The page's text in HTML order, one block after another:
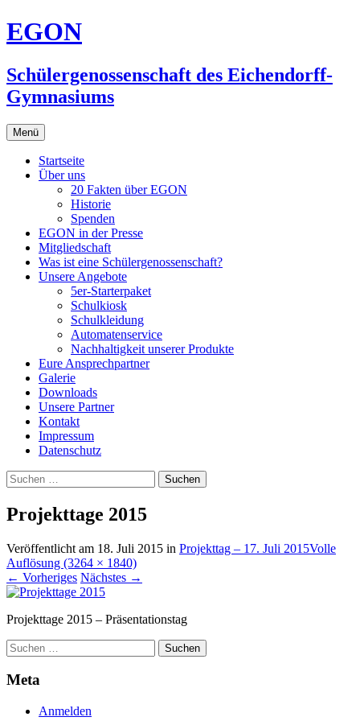
Zum
Inhalt
EGON
Schülergenossenschaft des Eichendorff-
Gymnasiums
Menü
Startseite
Über uns
20 Fakten über EGON
Historie
Spenden
EGON in der Presse
Mitgliedschaft
Was ist eine Schülergenossenschaft?
Unsere Angebote
5er-Starterpaket
Schulkiosk
Schulkleidung
Automatenservice
Nachhaltigkeit unserer Produkte
Eure Ansprechpartner
Galerie
Downloads
Unsere Partner
Kontakt
Impressum
Datenschutz
Suchen
nach:
Projekttage 2015
Veröffentlicht am 18. Juli 2015 in Projekttag – 17. Juli 2015Volle
Auflösung (3264 × 1840)
← Vorheriges Nächstes →
Projekttage 2015 – Präsentationstag
Suchen
nach:
Meta
Anmelden